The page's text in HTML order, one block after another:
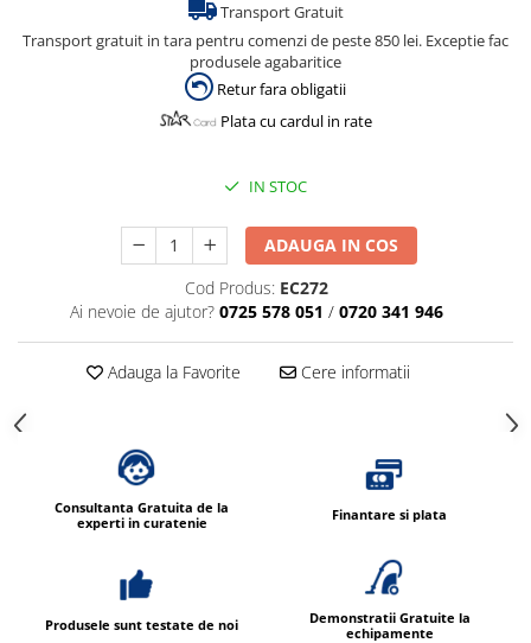
Transport Gratuit
Transport gratuit in tara pentru comenzi de peste 850 lei. Exceptie fac
produsele agabaritice
Retur fara obligatii
Plata cu cardul in rate
IN STOC
ADAUGA IN COS
Cod Produs: EC272
Ai nevoie de ajutor? 0725 578 051 / 0720 341 946
Adauga la Favorite Cere informatii
Consultanta Gratuita de la
experti in curatenie
Finantare si plata
Produsele sunt testate de noi
Demonstratii Gratuite la
echipamente